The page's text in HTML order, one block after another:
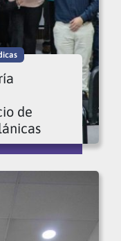
de